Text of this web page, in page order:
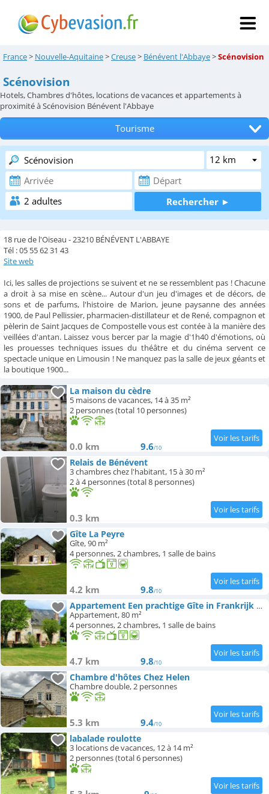
France> Nouvelle-Aquitaine>Creuse> Bénévent l'Abbaye>Scénovision
Scénovision
Hotels, Chambres d'hôtes, locations de vacances et appartements à
proximité à Scénovision Bénévent l'Abbaye
Tourisme
Tous les hébergements
Hôtels
Chambres d'hôtes
18 rue de l'Oiseau - 23210 BÉNÉVENT L'ABBAYE
Tél : 05 55 62 31 43
Site web
Ici, les salles de projections se suivent et ne se ressemblent pas ! Chacune
a droit à sa mise en scène... Autour d'un jeu d'images et de décors, de
sons et de parfums, l'histoire de Marion, jeune paysanne des années
1900, de Paul Pellissier, pharmacien-distillateur et de René, compagnon et
pèlerin de Saint Jacques de Compostelle vous est contée à la manière des
veillées d'antan. Laissez vous bercer par la magie d'1h40 d'émotions, où
les prouesses techniques issues du théâtre et du cinéma servent ce
spectacle unique en Limousin ! Ne manquez pas la salle de jeux géants et
la boutique 1900...
La maison du cèdre
5 maisons de vacances, 14 à 35 m²
2 personnes (total 10 personnes)
0.0 km 9.6/10
Relais de Bénévent
3 chambres chez l'habitant, 15 à 30 m²
2 à 4 personnes (total 8 personnes)
0.3 km
Gîte La Peyre
Gîte, 90 m²
4 personnes, 2 chambres, 1 salle de bains
4.2 km 9.8/10
Appartement Een prachtige Gîte in Frankrijk Chez Gerard
Appartement, 80 m²
4 personnes, 2 chambres, 1 salle de bains
4.7 km 9.8/10
Chambre d'hôtes Chez Helen
Chambre double, 2 personnes
5.3 km 9.4/10
labalade roulotte
3 locations de vacances, 12 à 14 m²
2 personnes (total 6 personnes)